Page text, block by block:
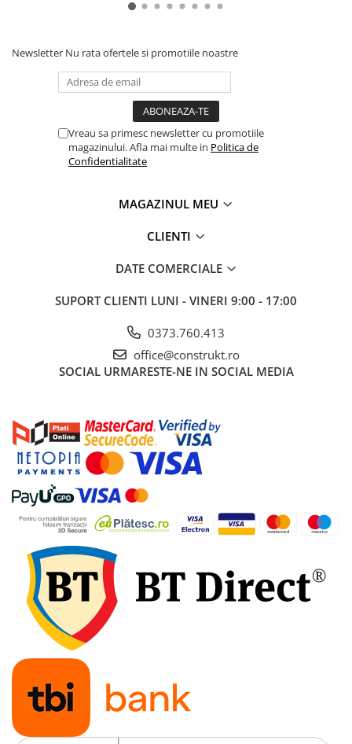
Newsletter Nu rata ofertele si promotiile noastre
Vreau sa primesc newsletter cu promotiile
magazinului. Afla mai multe in Politica de
Confidentialitate
MAGAZINUL MEU
CLIENTI
DATE COMERCIALE
SUPORT CLIENTI LUNI - VINERI 9:00 - 17:00
0373.760.413
office@construkt.ro
SOCIAL URMARESTE-NE IN SOCIAL MEDIA